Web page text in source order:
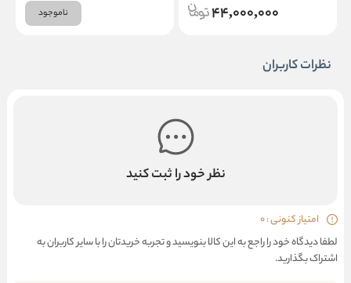
44,000,000 ناموجود
نظرات کاربران
نظر خود را ثبت کنید
امتیاز کنونی : 0
لطفا دیدگاه خود را راجع به این کالا بنویسید و تجربه خریدتان را با سایر کاربران به
اشتراک بگذارید.